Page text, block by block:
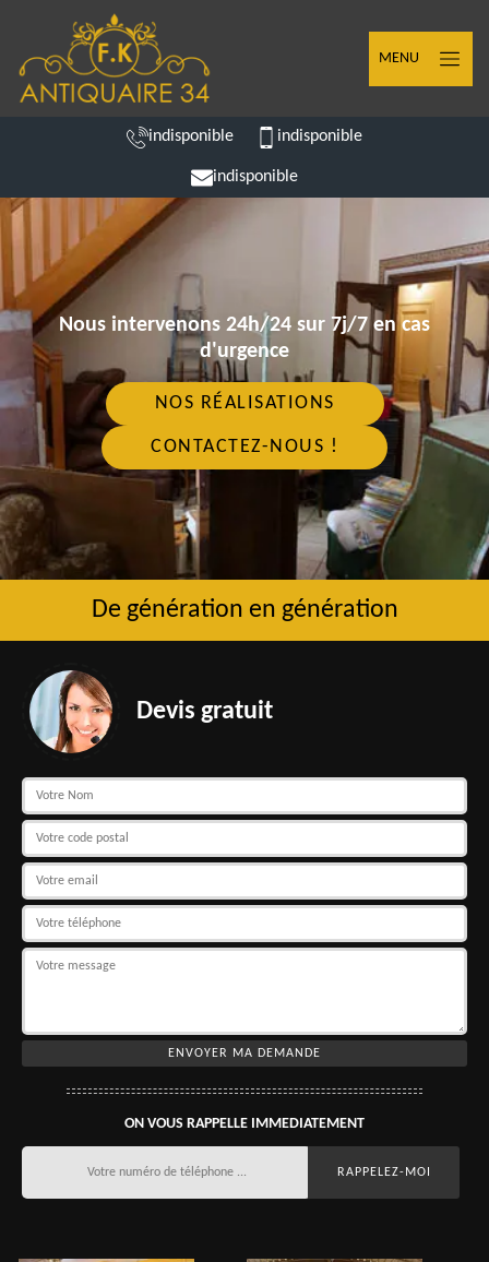
MENU
indisponible indisponible
indisponible
Nous intervenons 24h/24 sur 7j/7 en cas
d'urgence
NOS RÉALISATIONS
CONTACTEZ-NOUS !
De génération en génération
Devis gratuit
ON VOUS RAPPELLE IMMEDIATEMENT